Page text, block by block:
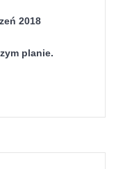
2018
planie.